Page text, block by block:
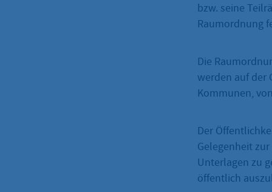
bzw. seine
Raumordnung
Die
werden auf der
Kommunen,
Der
Gelegenheit
Unterlagen zu
öffentlich